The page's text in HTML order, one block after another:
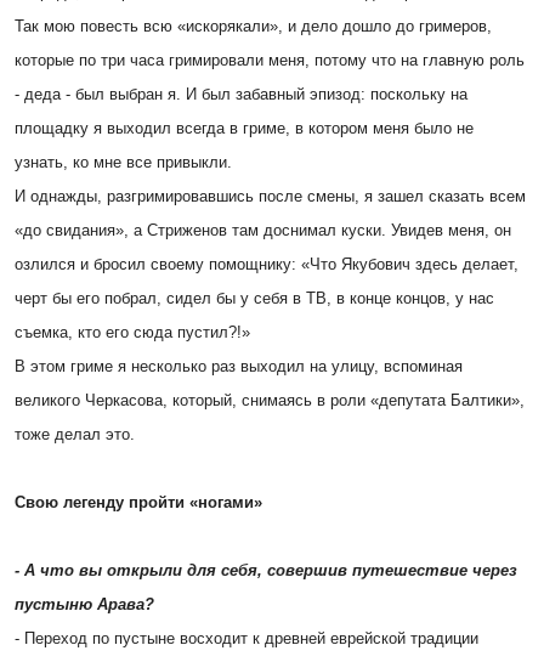
Так мою повесть всю «искорякали», и дело дошло до гримеров,
которые по три часа гримировали меня, потому что на главную роль
- деда - был выбран я. И был забавный эпизод: поскольку на
площадку я выходил всегда в гриме, в котором меня было не
узнать, ко мне все привыкли.
И однажды, разгримировавшись после смены, я зашел сказать всем
«до свидания», а Стриженов там доснимал куски. Увидев меня, он
озлился и бросил своему помощнику: «Что Якубович здесь делает,
черт бы его побрал, сидел бы у себя в ТВ, в конце концов, у нас
съемка, кто его сюда пустил?!»
В этом гриме я несколько раз выходил на улицу, вспоминая
великого Черкасова, который, снимаясь в роли «депутата Балтики»,
тоже делал это.
Cвою легенду пройти «ногами»
- А что вы открыли для себя, совершив путешествие через
пустыню Арава?
- Переход по пустыне восходит к древней еврейской традиции